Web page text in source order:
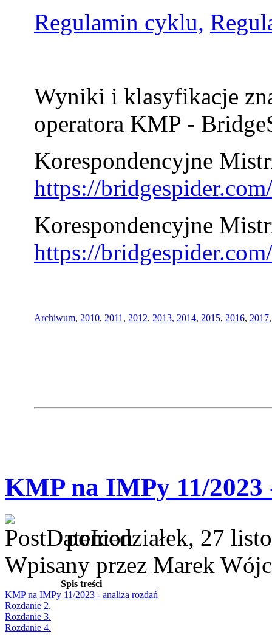
Regulamin cyklu,
Wyniki i klasyfikacje
operatora KMP -
Korespondencyjne
https://
Korespondencyjne
https://
Archiwum, 2010, 2011 , 2012, 2013, 2014, 2015, 2016, 2017
KMP na IMPy 11/2023
poniedziałek, 27
Wpisany przez Marek
Spis treści
KMP na IMPy 11/2023 - analiza rozdań
Rozdanie 2.
Rozdanie 3.
Rozdanie 4.